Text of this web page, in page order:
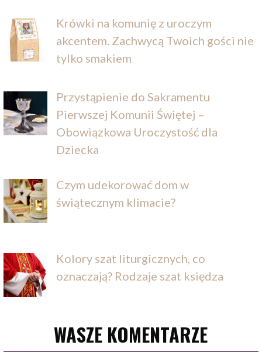
Krówki na komunię z uroczym
akcentem. Zachwycą Twoich gości nie
tylko smakiem
Przystąpienie do Sakramentu
Pierwszej Komunii Świętej –
Obowiązkowa Uroczystość dla
Dziecka
Czym udekorować dom w
świątecznym klimacie?
Kolory szat liturgicznych, co
oznaczają? Rodzaje szat księdza
WASZE KOMENTARZE